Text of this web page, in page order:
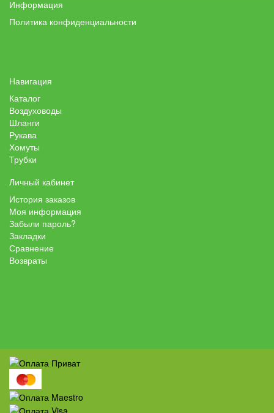
Информация
Политика конфиденциальности
Навигация
Каталог
Воздуховоды
Шланги
Рукава
Хомуты
Трубки
Личный кабинет
История заказов
Моя информация
Забыли пароль?
Закладки
Сравнение
Возвраты